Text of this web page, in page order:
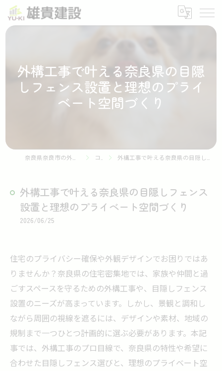
外構工事で叶える奈良県の目隠
しフェンス設置と理想のプライ
ベート空間づくり
コラム 外構工事で叶える奈良県の目隠しフェンス設置と理想のプライベート空間づくり
外構工事で叶える奈良県の目隠しフェンス
設置と理想のプライベート空間づくり
2026/06/25
住宅のプライバシー確保や外観デザインでお困りではあ
りませんか？奈良県の住宅密集地では、家族や仲間と過
ごすスペースを守るための外構工事や、目隠しフェンス
設置のニーズが高まっています。しかし、景観と調和し
ながら周囲の視線を遮るには、デザインや素材、地域の
規制まで一つひとつ計画的に選ぶ必要があります。本記
事では、外構工事のプロ目線で、奈良県の特性や希望に
合わせた目隠しフェンス選びと、理想のプライベート空